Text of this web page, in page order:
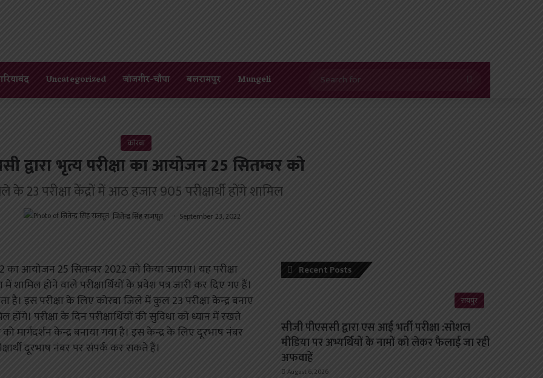
Uncategorized जांजगीर-चाँपा बलरामपुर Mungeli
Search
for
कोरबा
द्वारा भृत्य परीक्षा का आयोजन 25 सितम्बर को
के 23 परीक्षा केंद्रों में आठ हजार 905 परीक्षार्थी होंगे शामिल
जितेन्द्र सिंह राजपूत September 23, 2022
का आयोजन 25 सितम्बर 2022 को किया जाएगा। यह परीक्षा
होने वाले परीक्षार्थियों के प्रवेश पत्र जारी कर दिए गए हैं।
इस परीक्षा के लिए कोरबा जिले में कुल 23 परीक्षा केन्द्र बनाए
होंगे। परीक्षा के दिन परीक्षार्थियों की सुविधा को ध्यान में रखते
मार्गदर्शन केन्द्र बनाया गया है। इस केन्द्र के लिए दूरभाष नंबर
दूरभाष नंबर पर संपर्क कर सकते हैं।
Recent Posts
रायपुर
सीजी पीएससी द्वारा एस आई भर्ती परीक्षा :सोशल
मीडिया पर अभ्यर्थियों के नामों को लेकर फैलाई जा रही
अफवाहें
August 6, 2026